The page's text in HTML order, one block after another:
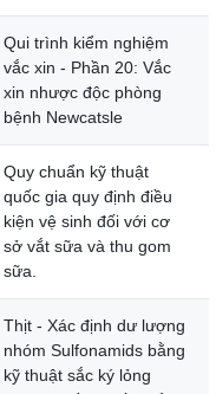
Qui trình kiểm nghiệm
vắc xin - Phần 20: Vắc
xin nhược độc phòng
bệnh Newcatsle
Quy chuẩn kỹ thuật
quốc gia quy định điều
kiện vệ sinh đối với cơ
sở vắt sữa và thu gom
sữa.
Thịt - Xác định dư lượng
nhóm Sulfonamids bằng
kỹ thuật sắc ký lỏng